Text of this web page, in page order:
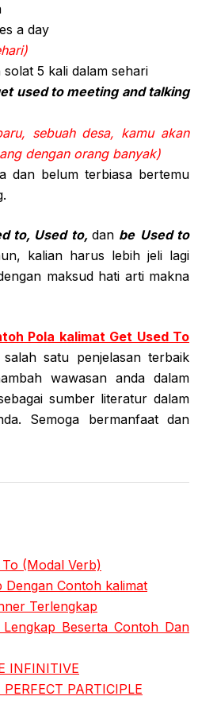
a day
5 kali dalam sehari
used to meeting and talking
sebuah desa, kamu akan
dengan orang banyak)
dan belum terbiasa bertemu
to, Used to,dan be Used to
kalian harus lebih jeli lagi
maksud hati arti makna
Pola kalimat Get Used To
satu penjelasan terbaik
wawasan anda dalam
sumber literatur dalam
Semoga bermanfaat dan
(Modal Verb)
Contoh kalimat
Terlengkap
Lengkap Beserta Contoh Dan
INFINITIVE
PARTICIPLE